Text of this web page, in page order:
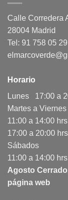
Calle Corredera
28004 Madrid
Tel: 91 758 05 29
Horario
Lunes 17:00 a
Martes a Viernes
11:00 a 14:00
17:00 a 20:00
Sábados
11:00 a 14:00
Agosto
página web